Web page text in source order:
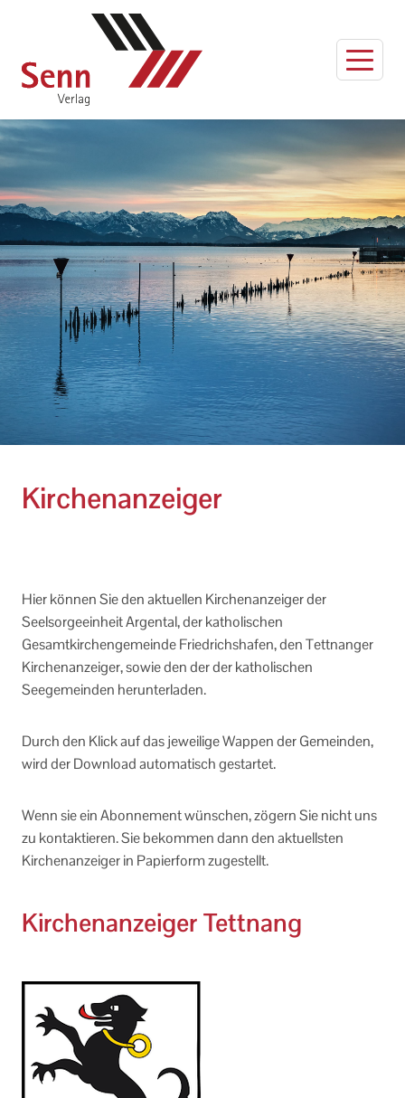
Kirchenanzeiger
Hier können Sie den aktuellen Kirchenanzeiger der
Seelsorgeeinheit Argental, der katholischen
Gesamtkirchengemeinde Friedrichshafen, den Tettnanger
Kirchenanzeiger, sowie den der der katholischen
Seegemeinden herunterladen.
Durch den Klick auf das jeweilige Wappen der Gemeinden,
wird der Download automatisch gestartet.
Wenn sie ein Abonnement wünschen, zögern Sie nicht uns
zu kontaktieren. Sie bekommen dann den aktuellsten
Kirchenanzeiger in Papierform zugestellt.
Kirchenanzeiger Tettnang